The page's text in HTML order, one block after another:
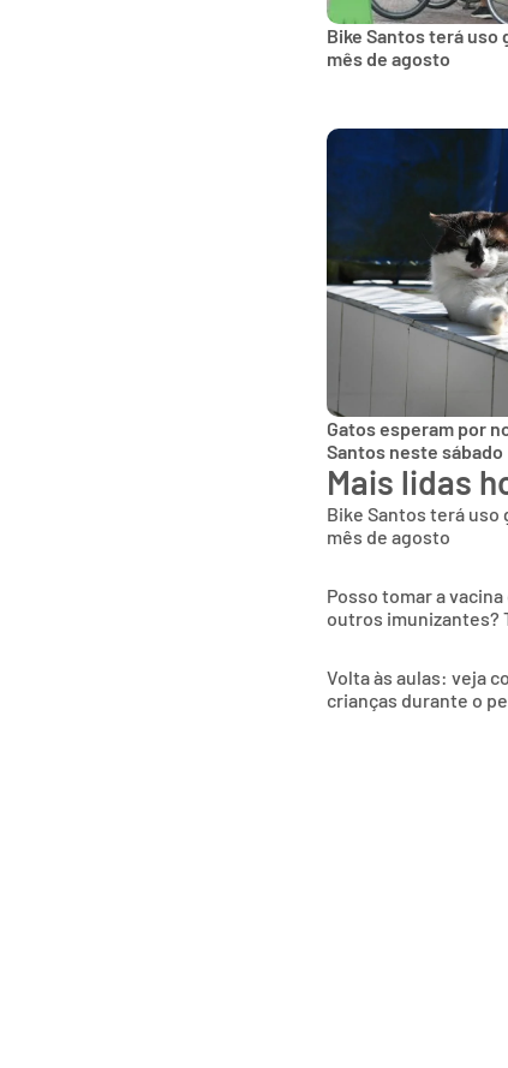
Bike Santos terá
mês de agosto
Gatos esperam por
Santos neste sábado
Mais lidas
Bike Santos terá
mês de agosto
Posso tomar a
outros imunizantes?
Volta às aulas: veja
crianças durante o